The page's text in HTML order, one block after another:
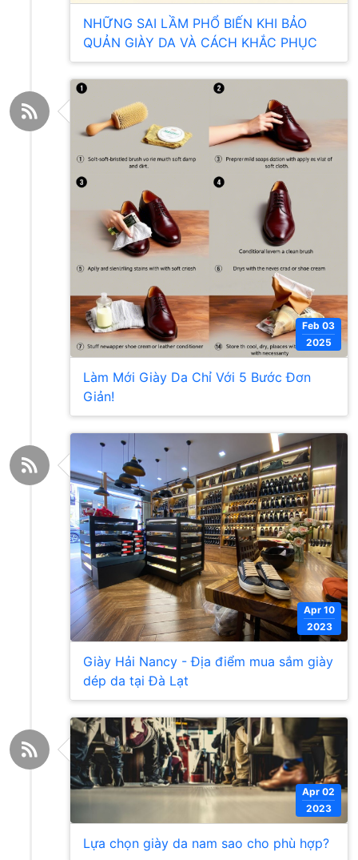
NHỮNG SAI LẦM PHỔ BIẾN KHI BẢO
QUẢN GIÀY DA VÀ CÁCH KHẮC PHỤC
Feb 03
2025
Làm Mới Giày Da Chỉ Với 5 Bước Đơn
Giản!
Apr 10
2023
Giày Hải Nancy - Địa điểm mua sắm giày
dép da tại Đà Lạt
Apr 02
2023
Lựa chọn giày da nam sao cho phù hợp?